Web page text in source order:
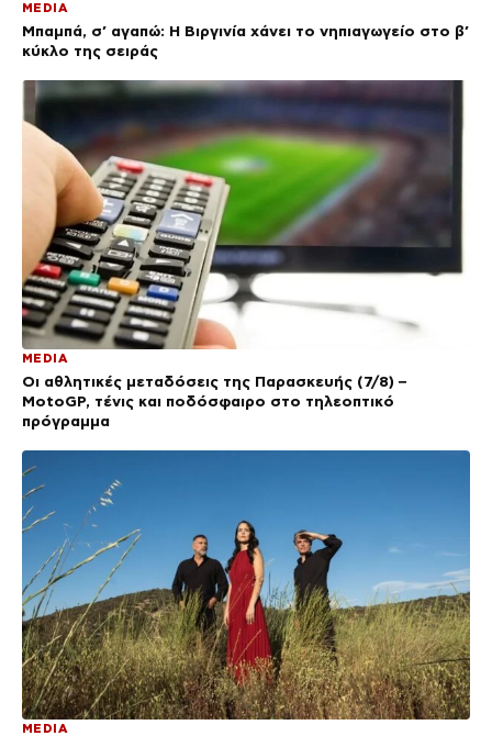
MEDIA
Μπαμπά, σ’ αγαπώ: Η Βιργινία χάνει το νηπιαγωγείο στο β’
κύκλο της σειράς
MEDIA
Οι αθλητικές μεταδόσεις της Παρασκευής (7/8) –
MotoGP, τένις και ποδόσφαιρο στο τηλεοπτικό
πρόγραμμα
MEDIA